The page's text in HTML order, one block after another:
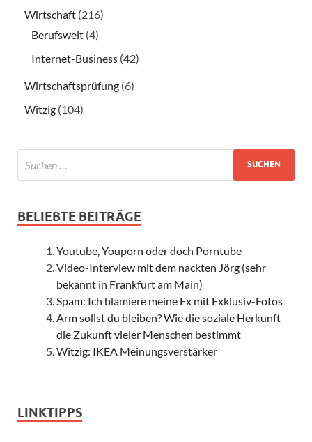
Wirtschaft (216)
Berufswelt (4)
Internet-Business (42)
Wirtschaftsprüfung (6)
Witzig (104)
BELIEBTE BEITRÄGE
Youtube, Youporn oder doch Porntube
Video-Interview mit dem nackten Jörg (sehr
bekannt in Frankfurt am Main)
Spam: Ich blamiere meine Ex mit Exklusiv-Fotos
Arm sollst du bleiben? Wie die soziale Herkunft
die Zukunft vieler Menschen bestimmt
Witzig: IKEA Meinungsverstärker
LINKTIPPS